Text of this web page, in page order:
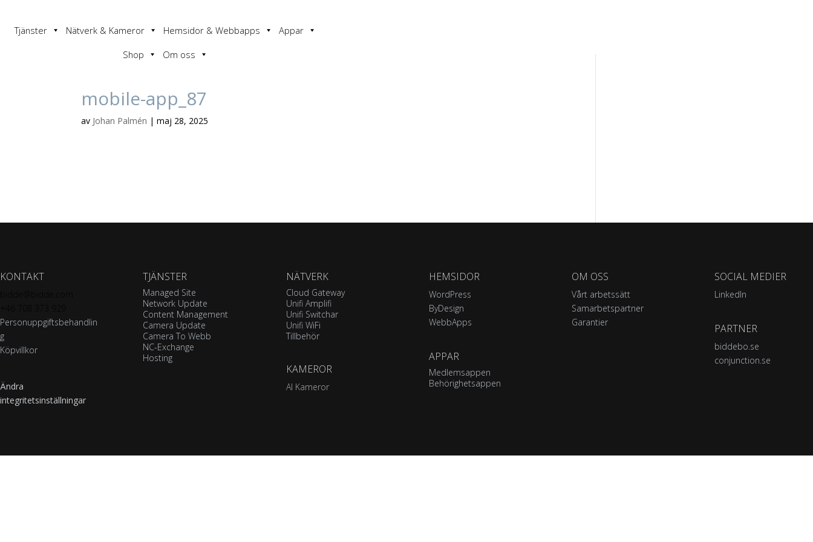
Tjänster Nätverk & Kameror Hemsidor & Webbapps
Appar
Shop
Om oss
mobile-app_87
av Johan Palmén |maj 28, 2025
KONTAKT
Personuppgiftsbehandlin
g
Köpvillkor
Ändra
integritetsinställningar
TJÄNSTER
Managed Site
Network Update
Content Management
Camera Update
Camera To Webb
NC-Exchange
Hosting
NÄTVERK
Cloud Gateway
Unifi Amplifi
Unifi Switchar
Unifi WiFi
Tillbehör
KAMEROR
AI Kameror
HEMSIDOR
WordPress
ByDesign
WebbApps
APPAR
Medlemsappen
Behörighetsappen
OM OSS
Vårt arbetssätt
Samarbetspartner
Garantier
SOCIAL MEDIER
LinkedIn
PARTNER
biddebo.se
conjunction.se